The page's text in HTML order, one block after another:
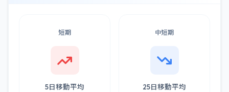
短期
5日移動平均
中短期
25日移動平均